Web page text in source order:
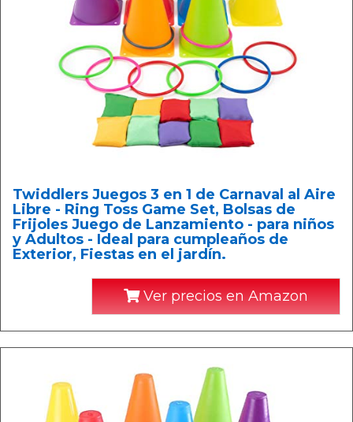
Twiddlers Juegos 3 en 1 de Carnaval al Aire
Libre - Ring Toss Game Set, Bolsas de
Frijoles Juego de Lanzamiento - para niños
y Adultos - Ideal para cumpleaños de
Exterior, Fiestas en el jardín.
Ver precios en Amazon